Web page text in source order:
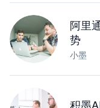
阿里
势
小墨
积墨